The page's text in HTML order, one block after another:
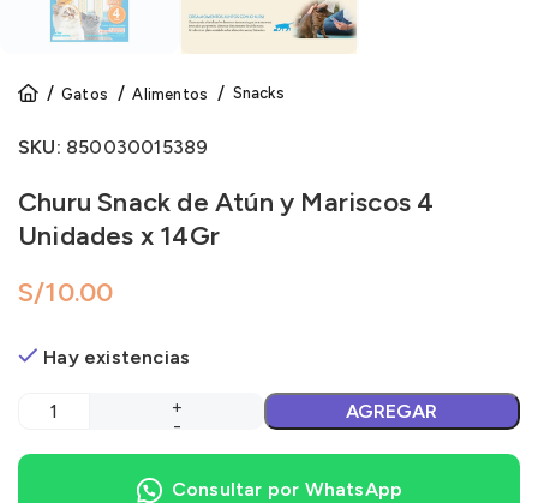
Gatos Alimentos Snacks
SKU: 850030015389
Churu Snack de Atún y Mariscos 4
Unidades x 14Gr
S/
Hay existencias
AGREGAR
Consultar por WhatsApp